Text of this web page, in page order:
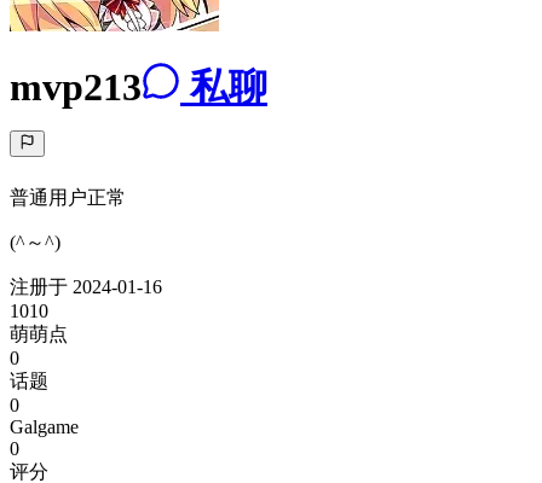
mvp213 私聊
普通用户正常
(^～^)
注册于 2024-01-16
1010
萌萌点
0
话题
0
Galgame
0
评分